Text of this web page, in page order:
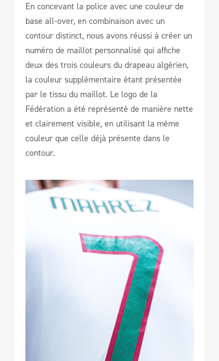
En concevant la police avec une couleur de
base all-over, en combinaison avec un
contour distinct, nous avons réussi à créer un
numéro de maillot personnalisé qui affiche
deux des trois couleurs du drapeau algérien,
la couleur supplémentaire étant présentée
par le tissu du maillot. Le logo de la
Fédération a été représenté de manière nette
et clairement visible, en utilisant la même
couleur que celle déjà présente dans le
contour.